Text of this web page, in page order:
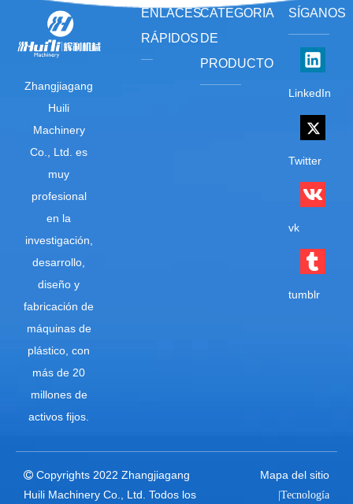
Zhangjiagang
Huili
Machinery
Co., Ltd. es
muy
profesional
en la
investigación,
desarrollo,
diseño y
fabricación de
máquinas de
plástico, con
más de 20
millones de
activos fijos.
ENLACES
RÁPIDOS
CATEGORIA
DE
PRODUCTO
SÍGANOS
LinkedIn
Twitter
vk
tumblr
 Copyrights 2022 Zhangjiagang
Huili Machinery Co., Ltd. Todos los
Mapa del sitio
|Tecnología